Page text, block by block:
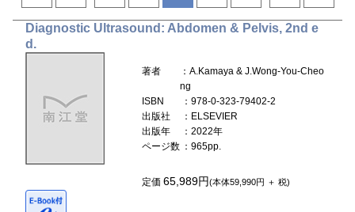
Diagnostic Ultrasound: Abdomen & Pelvis, 2nd e
d.
著者
：A.Kamaya & J.Wong-You-Cheo
ng
ISBN
：978-0-323-79402-2
出版社
：ELSEVIER
出版年
：2022年
ページ数 ：965pp.
定価65,989円(本体59,990円 ＋ 税)